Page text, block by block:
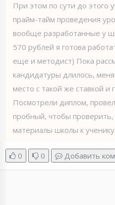
При этом по сути до этого
прайм-тайм проведения
вообще разработанные у
570 рублей я готова
еще и методист) Пока
кандидатуры длилось,
место с такой же ставкой
Посмотрели диплом,
пробный, чтобы проверить,
материалы школы к ученику.
0 0 Добавить